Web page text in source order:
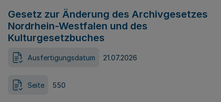
Gesetz zur Änderung des Archivgesetzes
Nordrhein-Westfalen und des
Kulturgesetzbuches
Ausfertigungsdatum 21.07.2026
Seite 550